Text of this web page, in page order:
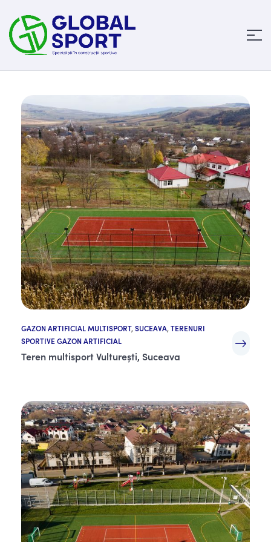
GAZON ARTIFICIAL MULTISPORT,SUCEAVA,TERENURI
SPORTIVE GAZON ARTIFICIAL
Teren multisport Vulturești, Suceava